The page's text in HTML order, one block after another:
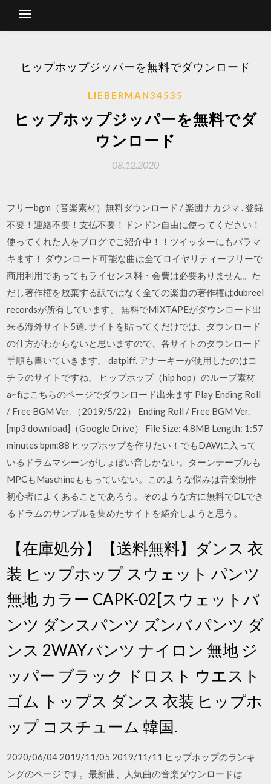
ヒップホップジッパーを無料でダウンロード
LIEBERMAN34535
ヒップホップジッパーを無料でダ
ウンロード
08.12.2020
フリーbgm（音楽素材）無料ダウンロード / 楽団ナカジマ . 登録
不要！連絡不要！支払不要！ドンドン自由に使ってください！
使ってくれた人をブログでご紹介中！！ツイッターにもバラマ
キます！ ダウンロード可能な曲は全てロイヤリティーフリーで
商用利用であってもライセンス料・会費は必要ありません。た
だし著作権を放棄する訳ではなく全ての楽曲の著作権はdubreel
recordsが所有しています。 無料でMIXTAPEがダウンロード出
来る海外サイト5選. サイトを貼ってくだけでは、ダウンロード
の仕方がわからないと思いますので、各サイトのダウンロード
手順も書いていきます。 datpiff. アナーキーが使用したのはコ
チラのサイトですね。 ヒップホップ（hip hop）のループ素材
a~fはこちらのページでダウンロード出来ます Play Ending Roll
/ Free BGM Ver. （2019/5/22） Ending Roll / Free BGM Ver.
[mp3 download]（Google Drive） File Size: 4.8MB Length: 1:57
minutes bpm:88 ヒップホップを作りたい！でもDAWに入って
いるドラムマシーンがしょぼい音しかない。ターンテーブルも
MPCもMaschineももっていない。このような悩みは音楽制作
初心者によくあることであろう。そのような方に無料でDLでき
るドラムのサンプルを集めたサイトを紹介しようと思う。
【在庫処分】【送料無料】ダンス 衣
装 ヒップホップ スウェット パンツ
無地 カラー CAPK-02[スウェットパ
ンツ ダンスパンツ ズンバ パンツ ダ
ンス 2WAYパンツ ナイロン 無地 ジ
ッパー ブラック ドロスト ウエスト
ゴム トップス ダンス 衣装 ヒップホ
ップ コスチューム 韓国.
2020/06/04 2019/11/05 2019/11/11 ヒップホップのランキ
ングのページです。最新曲、人気曲の音楽ダウンロードは